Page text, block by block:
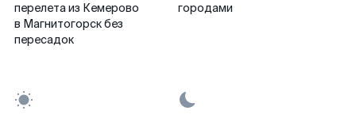
перелета из Кемерово
в Магнитогорск без
пересадок
городами